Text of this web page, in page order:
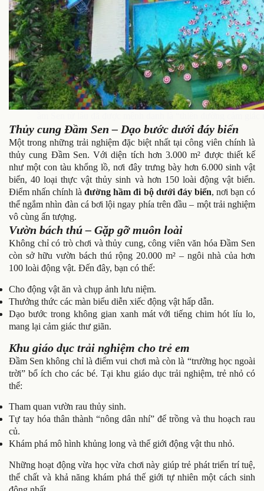
Thủy cung Đầm Sen – Dạo bước dưới đáy biển
Một trong những trải nghiệm đặc biệt nhất tại công viên chính là
thủy cung Đầm Sen. Với diện tích hơn 3.000 m² được thiết kế
như một con tàu khổng lồ, nơi đây trưng bày hơn 6.000 sinh vật
biển, 40 loại thực vật thủy sinh và hơn 150 loài động vật biển.
Điểm nhấn chính làđường hầm đi bộ dưới đáy biển, nơi bạn có
thể ngắm nhìn đàn cá bơi lội ngay phía trên đầu – một trải nghiệm
vô cùng ấn tượng.
Vườn bách thú – Gặp gỡ muôn loài
Không chỉ có trò chơi và thủy cung, công viên văn hóa Đầm Sen
còn sở hữu vườn bách thú rộng 20.000 m² – ngôi nhà của hơn
100 loài động vật. Đến đây, bạn có thể:
Cho động vật ăn và chụp ảnh lưu niệm.
Thưởng thức các màn biểu diễn xiếc động vật hấp dẫn.
Dạo bước trong không gian xanh mát với tiếng chim hót líu lo,
mang lại cảm giác thư giãn.
Khu giáo dục trải nghiệm cho trẻ em
Đầm Sen không chỉ là điểm vui chơi mà còn là “trường học ngoài
trời” bổ ích cho các bé. Tại khu giáo dục trải nghiệm, trẻ nhỏ có
thể:
Tham quan vườn rau thủy sinh.
Tự tay hóa thân thành “nông dân nhí” để trồng và thu hoạch rau
củ.
Khám phá mô hình khủng long và thế giới động vật thu nhỏ.
Những hoạt động vừa học vừa chơi này giúp trẻ phát triển trí tuệ,
thể chất và khả năng khám phá thế giới tự nhiên một cách sinh